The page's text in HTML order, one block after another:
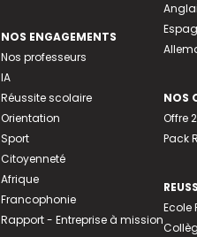
NOS ENGAGEMENTS
Nos professeurs
IA
Réussite scolaire
Orientation
Sport
Citoyenneté
Afrique
Francophonie
Rapport - Entreprise à mission
NOS
Offre
Pack
Ecole